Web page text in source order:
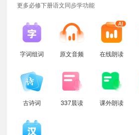
更多必修下册语文同步学功能
字词组词 原文音频 在线朗读
古诗词 337晨读 课外朗读